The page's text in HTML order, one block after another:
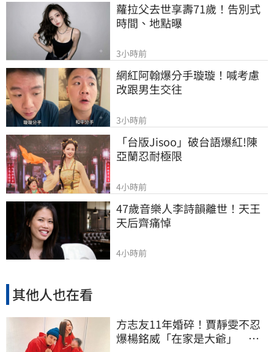
蘿拉父去世享壽71歲！告別式
時間、地點曝
3小時前
網紅阿翰爆分手璇璇！喊考慮
改跟男生交往
3小時前
「台版Jisoo」破台語爆紅!陳
亞蘭忍耐極限
4小時前
47歲音樂人李詩韻離世！天王
天后齊痛悼
4小時前
其他人也在看
方志友11年婚碎！賈靜雯不忍
爆楊銘威「在家是大爺」 洩